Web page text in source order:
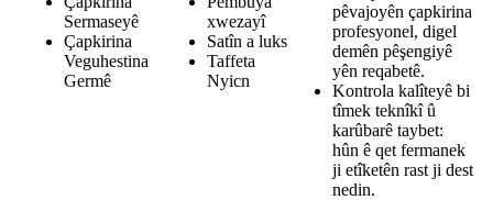
Sermaseyê
Çapkirina
Veguhestina
Germê
xwezayî
Satîn a luks
Taffeta
Nyicn
pêvajoyên çapkirina
profesyonel, digel
demên pêşengiyê
yên reqabetê.
Kontrola kalîteyê bi
tîmek teknîkî û
karûbarê taybet:
hûn ê qet fermanek
ji etîketên rast ji dest
nedin.